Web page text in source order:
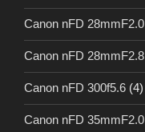
Canon nFD 28mmF2.0
Canon nFD 28mmF2.8
Canon nFD 300f5.6 (4)
Canon nFD 35mmF2.0